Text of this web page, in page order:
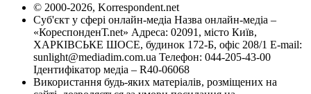
© 2000-2026, Korrespondent.net
Суб'єкт у сфері онлайн-медіа Назва онлайн-медіа –
«КореспонденТ.net» Адреса: 02091, місто Київ,
ХАРКІВСЬКЕ ШОСЕ, будинок 172-Б, офіс 208/1 E-mail:
sunlight@mediadim.com.ua Телефон: 044-205-43-00
Ідентифікатор медіа – R40-06068
Використання будь-яких матеріалів, розміщених на